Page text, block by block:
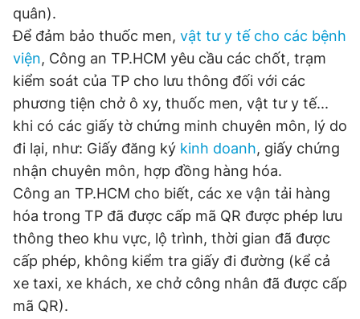
quân).
Để đảm bảo thuốc men, vật tư y tế cho các bệnh
viện, Công an TP.HCM yêu cầu các chốt, trạm
kiểm soát của TP cho lưu thông đối với các
phương tiện chở ô xy, thuốc men, vật tư y tế...
khi có các giấy tờ chứng minh chuyên môn, lý do
đi lại, như: Giấy đăng ký kinh doanh, giấy chứng
nhận chuyên môn, hợp đồng hàng hóa.
Công an TP.HCM cho biết, các xe vận tải hàng
hóa trong TP đã được cấp mã QR được phép lưu
thông theo khu vực, lộ trình, thời gian đã được
cấp phép, không kiểm tra giấy đi đường (kể cả
xe taxi, xe khách, xe chở công nhân đã được cấp
mã QR).